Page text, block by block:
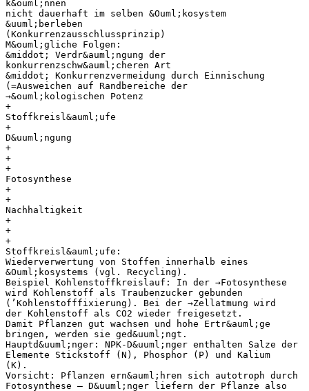
k&ouml;nnen
nicht dauerhaft im selben &Ouml;kosystem
&uuml;berleben
(Konkurrenzausschlussprinzip)
M&ouml;gliche Folgen:
&middot; Verdr&auml;ngung der
konkurrenzschw&auml;cheren Art
&middot; Konkurrenzvermeidung durch Einnischung
(=Ausweichen auf Randbereiche der
→&ouml;kologischen Potenz
+
Stoffkreisl&auml;ufe
+
D&uuml;ngung
+
+
+
Fotosynthese
+
+
Nachhaltigkeit
+
+
+
Stoffkreisl&auml;ufe:
Wiederverwertung von Stoffen innerhalb eines
&Ouml;kosystems (vgl. Recycling).
Beispiel Kohlenstoffkreislauf: In der →Fotosynthese
wird Kohlenstoff als Traubenzucker gebunden
(’Kohlenstofffixierung). Bei der →Zellatmung wird
der Kohlenstoff als CO2 wieder freigesetzt.
Damit Pflanzen gut wachsen und hohe Ertr&auml;ge
bringen, werden sie ged&uuml;ngt.
Hauptd&uuml;nger: NPK-D&uuml;nger enthalten Salze der
Elemente Stickstoff (N), Phosphor (P) und Kalium
(K).
Vorsicht: Pflanzen ern&auml;hren sich autotroph durch
Fotosynthese – D&uuml;nger liefern der Pflanze also